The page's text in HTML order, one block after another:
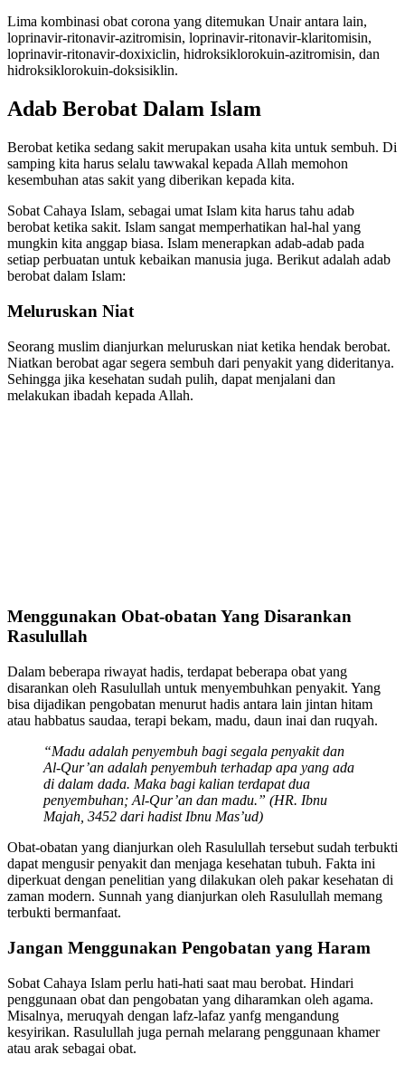
Lima kombinasi obat corona yang ditemukan Unair antara lain,
loprinavir-ritonavir-azitromisin, loprinavir-ritonavir-klaritomisin,
loprinavir-ritonavir-doxixiclin, hidroksiklorokuin-azitromisin, dan
hidroksiklorokuin-doksisiklin.
Adab Berobat Dalam Islam
Berobat ketika sedang sakit merupakan usaha kita untuk sembuh. Di
samping kita harus selalu tawwakal kepada Allah memohon
kesembuhan atas sakit yang diberikan kepada kita.
Sobat Cahaya Islam, sebagai umat Islam kita harus tahu adab
berobat ketika sakit. Islam sangat memperhatikan hal-hal yang
mungkin kita anggap biasa. Islam menerapkan adab-adab pada
setiap perbuatan untuk kebaikan manusia juga. Berikut adalah adab
berobat dalam Islam:
Meluruskan Niat
Seorang muslim dianjurkan meluruskan niat ketika hendak berobat.
Niatkan berobat agar segera sembuh dari penyakit yang dideritanya.
Sehingga jika kesehatan sudah pulih, dapat menjalani dan
melakukan ibadah kepada Allah.
Menggunakan Obat-obatan Yang Disarankan
Rasulullah
Dalam beberapa riwayat hadis, terdapat beberapa obat yang
disarankan oleh Rasulullah untuk menyembuhkan penyakit. Yang
bisa dijadikan pengobatan menurut hadis antara lain jintan hitam
atau habbatus saudaa, terapi bekam, madu, daun inai dan ruqyah.
“Madu adalah penyembuh bagi segala penyakit dan
Al-Qur’an adalah penyembuh terhadap apa yang ada
di dalam dada. Maka bagi kalian terdapat dua
penyembuhan; Al-Qur’an dan madu.” (HR. Ibnu
Majah, 3452 dari hadist Ibnu Mas’ud)
Obat-obatan yang dianjurkan oleh Rasulullah tersebut sudah terbukti
dapat mengusir penyakit dan menjaga kesehatan tubuh. Fakta ini
diperkuat dengan penelitian yang dilakukan oleh pakar kesehatan di
zaman modern. Sunnah yang dianjurkan oleh Rasulullah memang
terbukti bermanfaat.
Jangan Menggunakan Pengobatan yang Haram
Sobat Cahaya Islam perlu hati-hati saat mau berobat. Hindari
penggunaan obat dan pengobatan yang diharamkan oleh agama.
Misalnya, meruqyah dengan lafz-lafaz yanfg mengandung
kesyirikan. Rasulullah juga pernah melarang penggunaan khamer
atau arak sebagai obat.